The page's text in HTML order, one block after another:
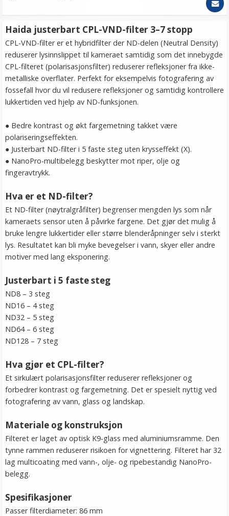
Haida justerbart CPL-VND-filter 3–7 stopp
CPL-VND-filter er et hybridfilter der ND-delen (Neutral Density)
reduserer lysinnslippet til kameraet samtidig som det innebygde
CPL-filteret (polarisasjonsfilter) reduserer refleksjoner fra ikke-
metalliske overflater. Perfekt for eksempelvis fotografering av
fossefall hvor du vil redusere refleksjoner og samtidig kontrollere
lukkertiden ved hjelp av ND-funksjonen.
● Bedre kontrast og økt fargemetning takket være
polariseringseffekten.
● Justerbart ND-filter i 5 faste steg uten krysseffekt (X).
● NanoPro-multibelegg beskytter mot riper, olje og
fingeravtrykk.
Hva er et ND-filter?
Et ND-filter (nøytralgråfilter) begrenser mengden lys som når
kameraets sensor uten å påvirke fargene. Det gjør det mulig å
bruke lengre lukkertider eller større blenderåpninger selv i sterkt
lys. Resultatet kan bli myke bevegelser i vann, skyer eller andre
motiver med lang eksponering.
Justerbart i 5 faste steg
ND8 – 3 steg
ND16 – 4 steg
ND32 – 5 steg
ND64 – 6 steg
ND128 – 7 steg
Hva gjør et CPL-filter?
Et sirkulært polarisasjonsfilter reduserer refleksjoner og
forbedrer kontrast og fargemetning. Det er spesielt nyttig ved
fotografering av vann, glass og landskap.
Materiale og konstruksjon
Filteret er laget av optisk K9-glass med aluminiumsramme. Den
tynne rammen reduserer risikoen for vignettering. Filteret har 32
lag multicoating med vann-, olje- og ripebestandig NanoPro-
belegg.
Spesifikasjoner
Passer filterdiameter: 86 mm